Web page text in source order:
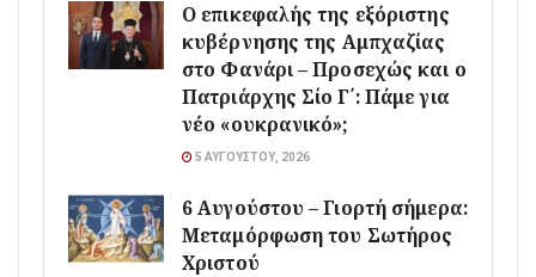
Ο επικεφαλής της εξόριστης
κυβέρνησης της Αμπχαζίας
στο Φανάρι – Προσεχώς και ο
Πατριάρχης Σίο Γ΄: Πάμε για
νέο «ουκρανικό»;
5 ΑΥΓΟΎΣΤΟΥ, 2026
6 Αυγούστου – Γιορτή σήμερα:
Μεταμόρφωση του Σωτήρος
Χριστού